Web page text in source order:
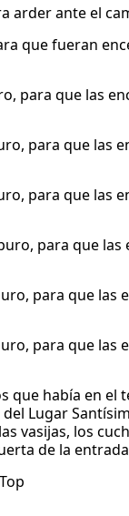
arder ante el
que fueran
para que las
para que las
para que las
para que
para que
para que
había en el
Lugar
vasijas, los
de la
Top